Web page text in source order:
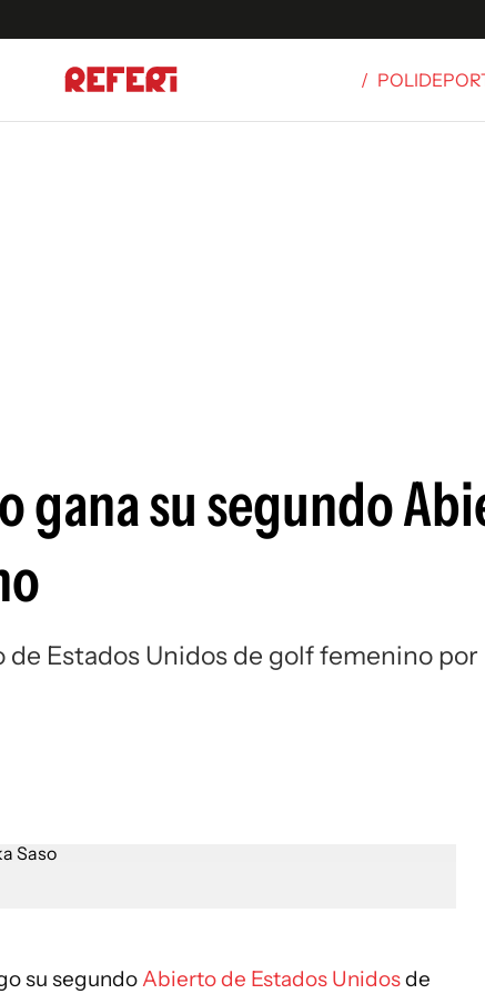
/
gana su segundo
de Estados Unidos de golf femenino por
su segundoAbierto de Estados Unidosde